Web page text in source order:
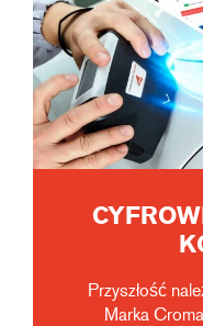
Przyszłość
Marka